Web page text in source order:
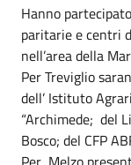
Hanno
paritarie e centri
nell’area della
Per Treviglio
dell’ Istituto
“Archimede; del
Bosco; del CFP